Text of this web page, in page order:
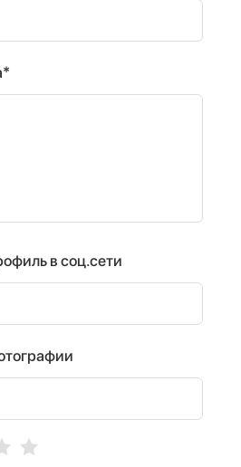
в соц.сети